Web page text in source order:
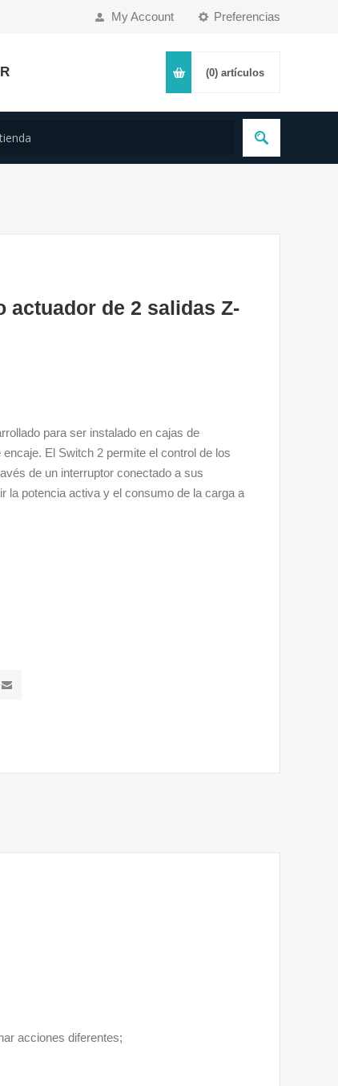
Preferencias
My Account
(0) artículos
actuador de 2 salidas Z-
para ser instalado en cajas de
El Switch 2 permite el control de los
de un interruptor conectado a sus
la potencia activa y el consumo de la carga a
acciones diferentes;